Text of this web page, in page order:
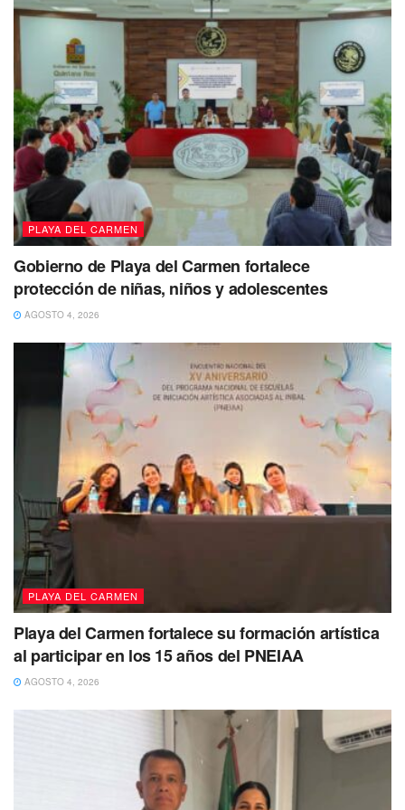
“Estamos muy emocionados de seguir
impulsando este programa de
educación financiera y emprendimiento
en Quintana Roo. Creemos que es
crucial que los jóvenes comprendan la
importancia de la educación financiera
y cómo puede beneficiarlos a lo largo
de sus vidas”, dijo la directora del
DHBUS, Maricarmen Rodríguez.
Se debe mencionar que
este programa está diseñado
para inspirar y educar a la próxima generación de
emprendedores y líderes financieros.Los jóvenes
pueden participar en el programa a través de sus escuelas
descubrir cómo pueden tomar el control de sus
finanzas y alcanzar sus metas de vida.Además, el
programa les brinda las herramientas necesarias para
comprenderlos conceptos financieros básicos y cómo
aplicarlos a sus p
PLAYA DEL CARMEN
Gobierno de Playa del Carmen fortalece
protección de niñas, niños y adolescentes
AGOSTO 4, 2026
PLAYA DEL CARMEN
Playa del Carmen fortalece su formación artística
al participar en los 15 años del PNEIAA
AGOSTO 4, 2026